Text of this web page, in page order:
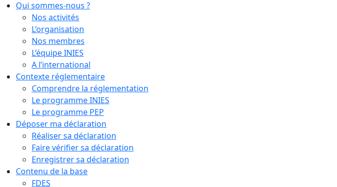
Qui sommes-nous ?
Nos activités
L’organisation
Nos membres
L’équipe INIES
A l’international
Contexte réglementaire
Comprendre la réglementation
Le programme INIES
Le programme PEP
Déposer ma déclaration
Réaliser sa déclaration
Faire vérifier sa déclaration
Enregistrer sa déclaration
Contenu de la base
FDES